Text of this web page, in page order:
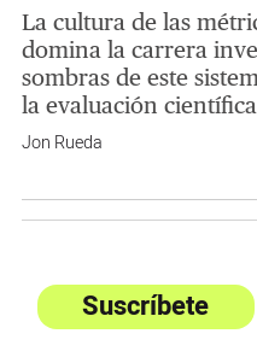
La cultura de las
domina la carrera
sombras de este
la evaluación
Jon Rueda
Suscríbete